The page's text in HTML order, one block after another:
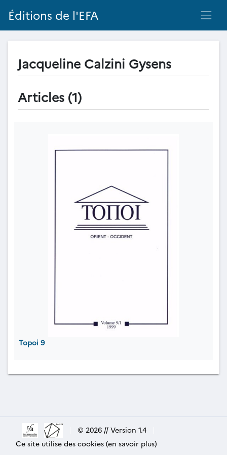
Éditions de l'EFA
Jacqueline Calzini Gysens
Articles (1)
Topoi 9
© 2026 // Version 1.4
Ce site utilise des cookies (en savoir plus)